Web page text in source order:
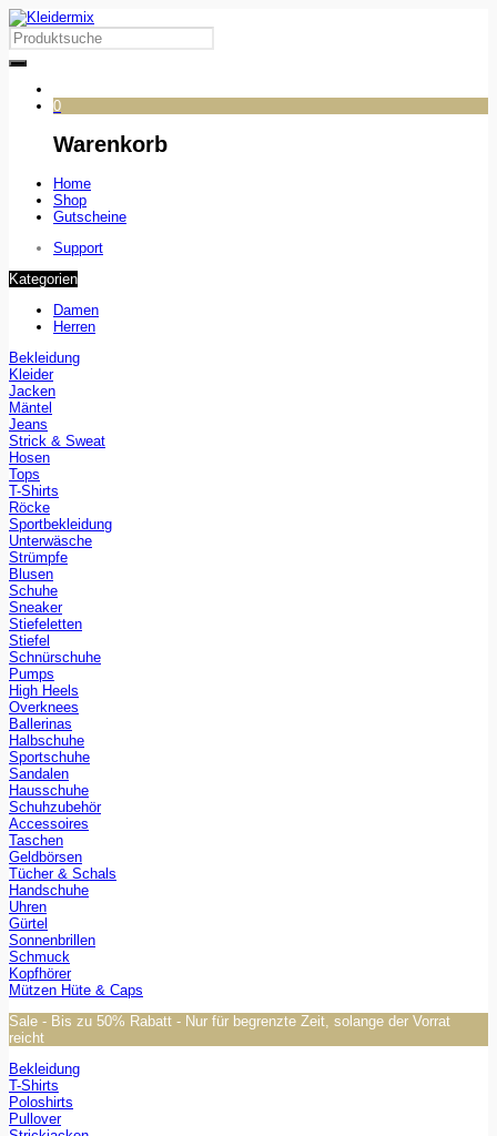
0
Warenkorb
Home
Shop
Gutscheine
Support
Kategorien
Damen
Herren
Bekleidung
Kleider
Jacken
Mäntel
Jeans
Strick & Sweat
Hosen
Tops
T-Shirts
Röcke
Sportbekleidung
Unterwäsche
Strümpfe
Blusen
Schuhe
Sneaker
Stiefeletten
Stiefel
Schnürschuhe
Pumps
High Heels
Overknees
Ballerinas
Halbschuhe
Sportschuhe
Sandalen
Hausschuhe
Schuhzubehör
Accessoires
Taschen
Geldbörsen
Tücher & Schals
Handschuhe
Uhren
Gürtel
Sonnenbrillen
Schmuck
Kopfhörer
Mützen Hüte & Caps
Sale - Bis zu 50% Rabatt - Nur für begrenzte Zeit, solange der Vorrat
reicht
Bekleidung
T-Shirts
Poloshirts
Pullover